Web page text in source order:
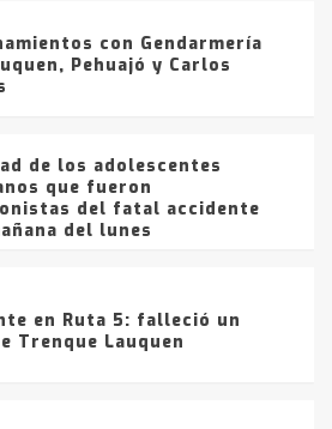
con Gendarmería
Pehuajó y Carlos
de los adolescentes
que fueron
del fatal accidente
del lunes
en Ruta 5: falleció un
Trenque Lauquen